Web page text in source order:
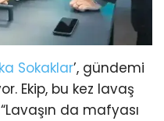
Sokaklar’, gündemi
Ekip, bu kez lavaş
da mafyası